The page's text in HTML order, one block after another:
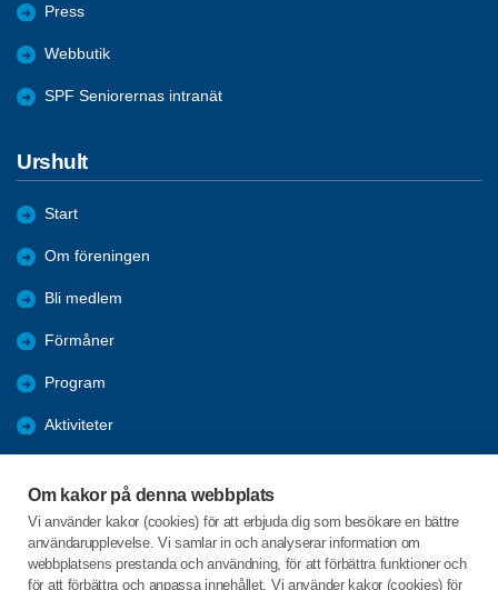
Om kakor på denna webbplats
Vi använder kakor (cookies) för att erbjuda dig som besökare en bättre
användarupplevelse. Vi samlar in och analyserar information om
webbplatsens prestanda och användning, för att förbättra funktioner och
för att förbättra och anpassa innehållet. Vi använder kakor (cookies) för
Press
Webbutik
SPF Seniorernas intranät
Urshult
Start
Om föreningen
Bli medlem
Förmåner
Program
Aktiviteter
Årsmöte 2026